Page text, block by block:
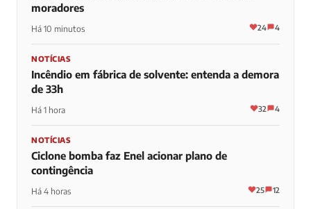
moradores
Há 10 minutos 24 4
NOTÍCIAS
Incêndio em fábrica de solvente: entenda a demora
de 33h
Há 1 hora 32 4
NOTÍCIAS
Ciclone bomba faz Enel acionar plano de
contingência
Há 4 horas 25 12